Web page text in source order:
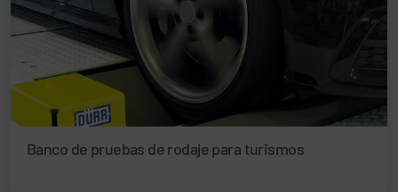
Banco de pruebas de rodaje para turismos